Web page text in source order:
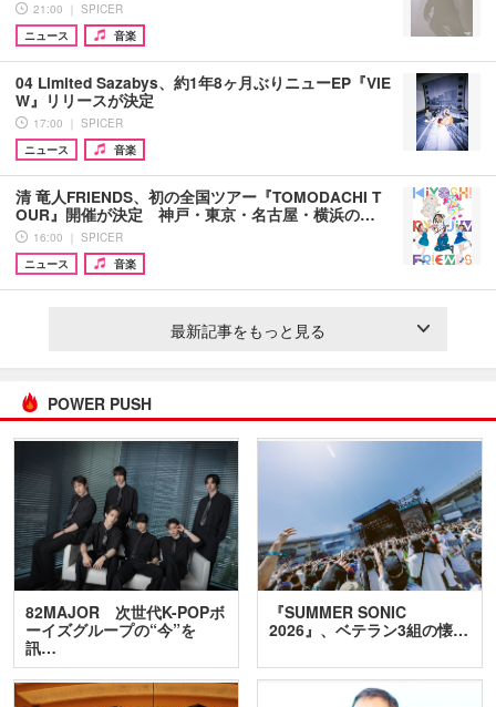
21:00 ｜ SPICER
ニュース
音楽
04 Limited Sazabys、約1年8ヶ月ぶりニューEP『VIE
W』リリースが決定
17:00 ｜ SPICER
ニュース
音楽
清 竜人FRIENDS、初の全国ツアー『TOMODACHI T
OUR』開催が決定 神戸・東京・名古屋・横浜の…
16:00 ｜ SPICER
ニュース
音楽
最新記事をもっと見る
POWER PUSH
82MAJOR 次世代K-POPボ
ーイズグループの“今”を
訊…
『SUMMER SONIC
2026』、ベテラン3組の懐…